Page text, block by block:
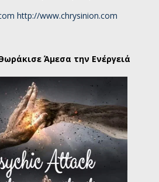
http://www.chrysinion.com
Άμεσα την Ενέργειά